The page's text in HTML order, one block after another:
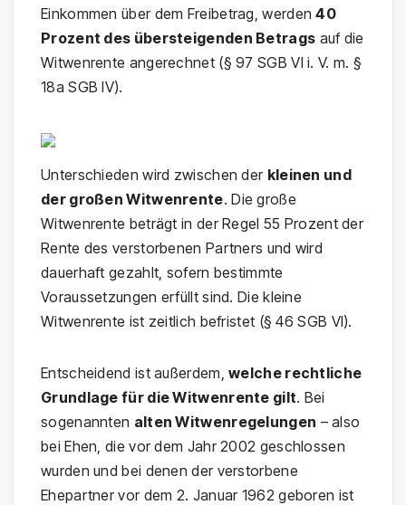
Einkommen über dem Freibetrag, werden40
Prozent des übersteigenden Betrags auf die
Witwenrente angerechnet (§ 97 SGB VI i. V. m. §
18a SGB IV).
Unterschieden wird zwischen der kleinen und
der großen Witwenrente. Die große
Witwenrente beträgt in der Regel 55 Prozent der
Rente des verstorbenen Partners und wird
dauerhaft gezahlt, sofern bestimmte
Voraussetzungen erfüllt sind. Die kleine
Witwenrente ist zeitlich befristet (§ 46 SGB VI).
Entscheidend ist außerdem,welche rechtliche
Grundlage für die Witwenrente gilt. Bei
sogenannten alten Witwenregelungen – also
bei Ehen, die vor dem Jahr 2002 geschlossen
wurden und bei denen der verstorbene
Ehepartner vor dem 2. Januar 1962 geboren ist